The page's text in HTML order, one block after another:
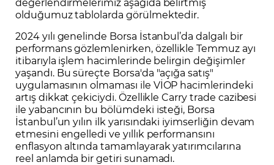
olduğumuz tablolarda görülmektedir.
2024 yılı genelinde Borsa İstanbul’da dalgalı bir
performans gözlemlenirken, özellikle Temmuz ayı
itibarıyla işlem hacimlerinde belirgin değişimler
yaşandı. Bu süreçte Borsa'da "açığa satış"
uygulamasının olmaması ile VİOP hacimlerindeki
artış dikkat çekiciydi. Özellikle Carry trade cazibesi
ile yabancının bu bölümdeki isteği, Borsa
İstanbul’un yılın ilk yarısındaki iyimserliğin devam
etmesini engelledi ve yıllık performansını
enflasyon altında tamamlayarak yatırımcılarına
reel anlamda bir getiri sunamadı.